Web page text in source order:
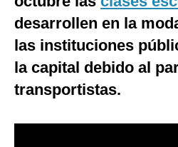
Tecnología
Club del Suscriptor
Mix
G de Gestión
desarrollen en la
las instituciones
la capital debido al
transportistas.